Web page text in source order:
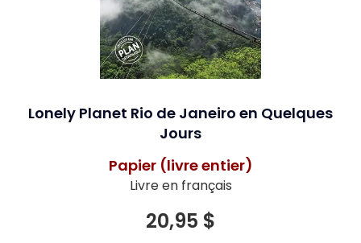
Lonely Planet Rio de Janeiro en Quelques
Jours
Papier (livre entier)
Livre en français
20,95 $